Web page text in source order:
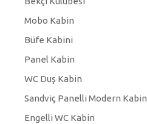
Mobo Kabin
Büfe Kabini
Panel Kabin
WC Duş Kabin
Sandviç Panelli Modern Kabin
Engelli WC Kabin